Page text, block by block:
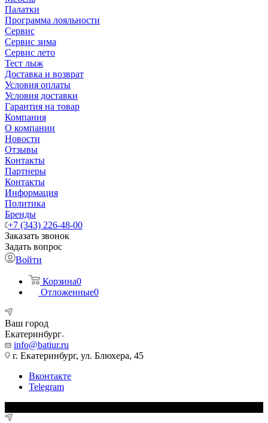
Палатки
Программа лояльности
Сервис
Сервис зима
Сервис лето
Тест лыж
Доставка и возврат
Условия оплаты
Условия доставки
Гарантия на товар
Компания
О компании
Новости
Отзывы
Контакты
Партнеры
Контакты
Информация
Политика
Бренды
+7 (343) 226-48-00
Заказать звонок
Задать вопрос
Войти
Корзина0
Отложенные0
Ваш город
Екатеринбург
info@batiur.ru
г. Екатеринбург, ул. Блюхера, 45
Вконтакте
Telegram